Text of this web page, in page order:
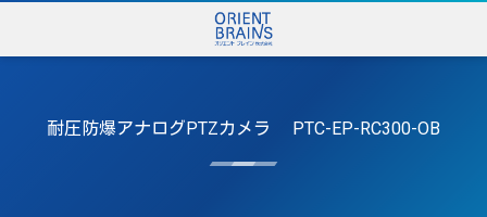
耐圧防爆アナログPTZカメラ PTC-EP-RC300-OB